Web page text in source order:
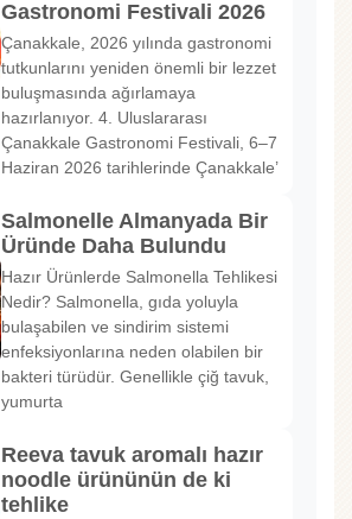
Gastronomi Festivali 2026
Çanakkale, 2026 yılında gastronomi
tutkunlarını yeniden önemli bir lezzet
buluşmasında ağırlamaya
hazırlanıyor. 4. Uluslararası
Çanakkale Gastronomi Festivali, 6–7
Haziran 2026 tarihlerinde Çanakkale’
Salmonelle Almanyada Bir
Üründe Daha Bulundu
Hazır Ürünlerde Salmonella Tehlikesi
Nedir? Salmonella, gıda yoluyla
bulaşabilen ve sindirim sistemi
enfeksiyonlarına neden olabilen bir
bakteri türüdür. Genellikle çiğ tavuk,
yumurta
Reeva tavuk aromalı hazır
noodle ürününün de ki
tehlike